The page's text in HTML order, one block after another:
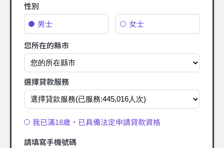
性別
男士
女士
您所在的縣市
選擇貸款服務
我已滿18歲，已具備法定申請貸款資格
請填寫手機號碼